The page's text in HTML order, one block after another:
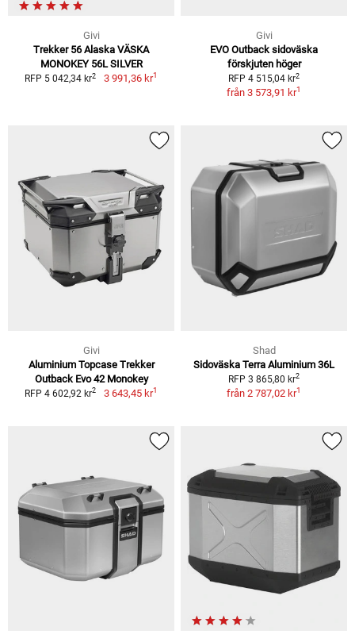
Givi
Trekker 56 Alaska VÄSKA
MONOKEY 56L SILVER
RFP 5 042,34 kr2 3 991,36 kr1
Givi
EVO Outback sidoväska
förskjuten höger
RFP 4 515,04 kr2
från 3 573,91 kr1
Givi
Aluminium Topcase Trekker
Outback Evo 42 Monokey
RFP 4 602,92 kr2 3 643,45 kr1
Shad
Sidoväska Terra Aluminium 36L
RFP 3 865,80 kr2
från 2 787,02 kr1